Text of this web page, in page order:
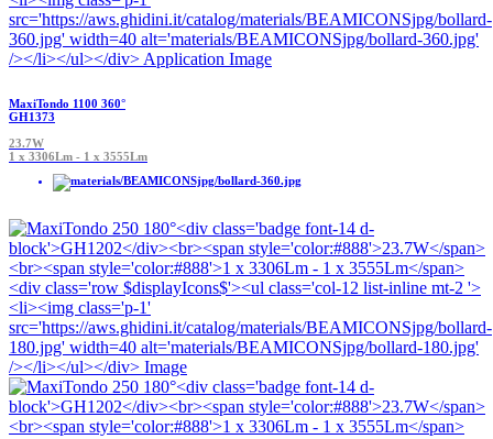
MaxiTondo 1100 360°
GH1373
23.7W
1 x 3306Lm - 1 x 3555Lm